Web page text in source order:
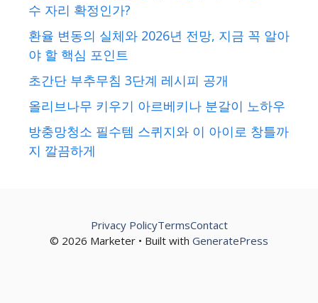
수 자리 확정인가?
환율 변동의 실체와 2026년 전망, 지금 꼭 알아
야 할 핵심 포인트
초간단 부추무침 3단계 레시피 공개
올리브나무 키우기 아르베키나 분갈이 노하우
방충망청소 필수템 스퀴지와 이 아이로 창틀까
지 깔끔하게
© 2026 Marketer • Built with GeneratePress
Privacy PolicyTermsContact